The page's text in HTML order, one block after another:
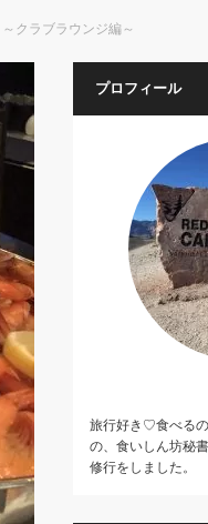
クラブラウンジ編～
プロフィール
旅行好き♡食べる
の、食いしん坊秘
修行をしました。